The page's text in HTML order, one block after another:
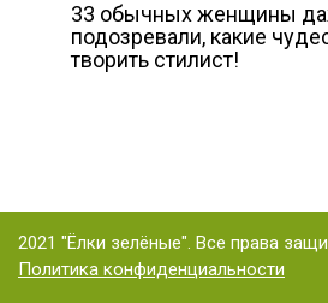
33 обычных женщины
подозревали, какие
творить стилист!
2021 "Ёлки зелёные". Все права
Политика конфиденциальности